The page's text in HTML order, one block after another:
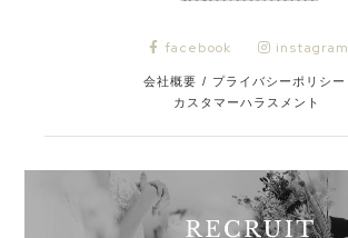
facebook instagram
会社概要 / プライバシーポリシー
カスタマーハラスメント